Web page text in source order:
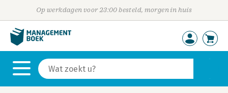
Op werkdagen voor 23:00 besteld, morgen in huis